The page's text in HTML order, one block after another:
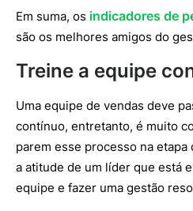
Em suma, os indicadores de
são os melhores amigos do
Treine a equipe
Uma equipe de vendas deve
contínuo, entretanto, é muito
parem esse processo na etapa
a atitude de um líder que está
equipe e fazer uma gestão